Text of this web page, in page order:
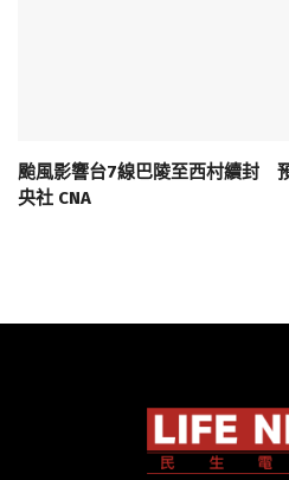
颱風影響台7線巴陵至西村續封
央社 CNA